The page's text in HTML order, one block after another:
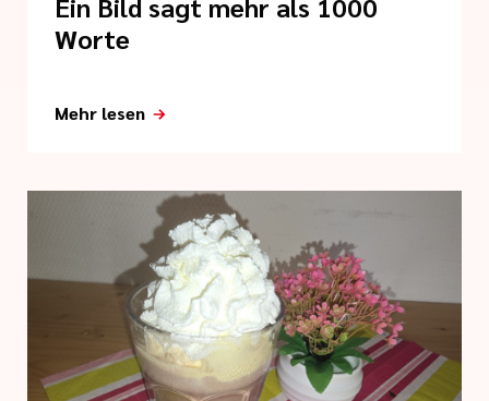
Worte
Mehr lesen